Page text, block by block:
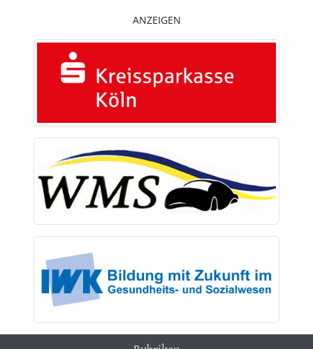
ANZEIGEN